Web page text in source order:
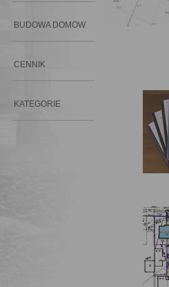
BUDOWA DOMOW
CENNIK
KATEGORIE